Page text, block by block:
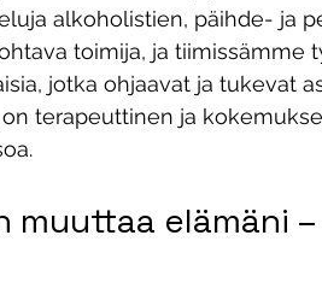
alkoholistien, päihde- ja
toimija, ja
jotka ohjaavat ja tukevat
on terapeuttinen ja
muuttaa elämäni